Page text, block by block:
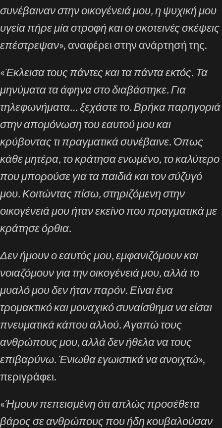
συνέβαιναν στην οικογένειά μου, η ψυχική μου
υγεία πήρε μία στροφή και οι σκοτεινές σκέψεις
επέστρεψαν», αναφέρει στην ανάρτησή της.
«Έκλεισα τους πάντες και τα πάντα εκτός. Τα
μηνύματα τα άφηνα στο διαβάστηκε. Για
τηλεφωνήματα… ξεχάστε το. Βρήκα παρηγοριά
στην απομόνωση του εαυτού μου και
κρύβοντας τι πραγματικά συνέβαινε. Όπως
κάθε μητέρα, το κράτησα ενωμένο, το καλύτερο
που μπορούσε για τα παιδιά και τον σύζυγό
μου. Κοιτώντας πίσω, στηριζόμενη στην
οικογένειά μου ήταν εκείνο που πραγματικά με
κράτησε όρθια.
Δεν ήμουν ο εαυτός μου, εμφανιζόμουν και
νοιαζόμουν για την οικογένειά μου, αλλά το
μυαλό μου δεν ήταν παρόν. Είναι ένα
τρομακτικό και μοναχικό συναίσθημα να είσαι
πνευματικά κάπου αλλού. Αγαπώ τους
ανθρώπους μου, αλλά δεν ήθελα να τους
επιβαρύνω. Ένιωθα εγωιστικά να ανοιχτώ»,
περιγράφει.
«Ήμουν πεπεισμένη ότι απλώς προσέθετα
βάρος σε ανθρώπους που ήδη κουβαλούσαν